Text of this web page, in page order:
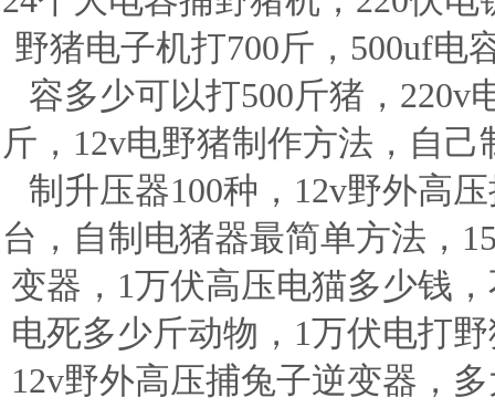
野猪电子机打700斤，500uf电
容多少可以打500斤猪，220v
斤，12v电野猪制作方法，自
制升压器100种，12v野外高
台，自制电猪器最简单方法，
变器，1万伏高压电猫多少钱
电死多少斤动物，1万伏电打
12v野外高压捕兔子逆变器，